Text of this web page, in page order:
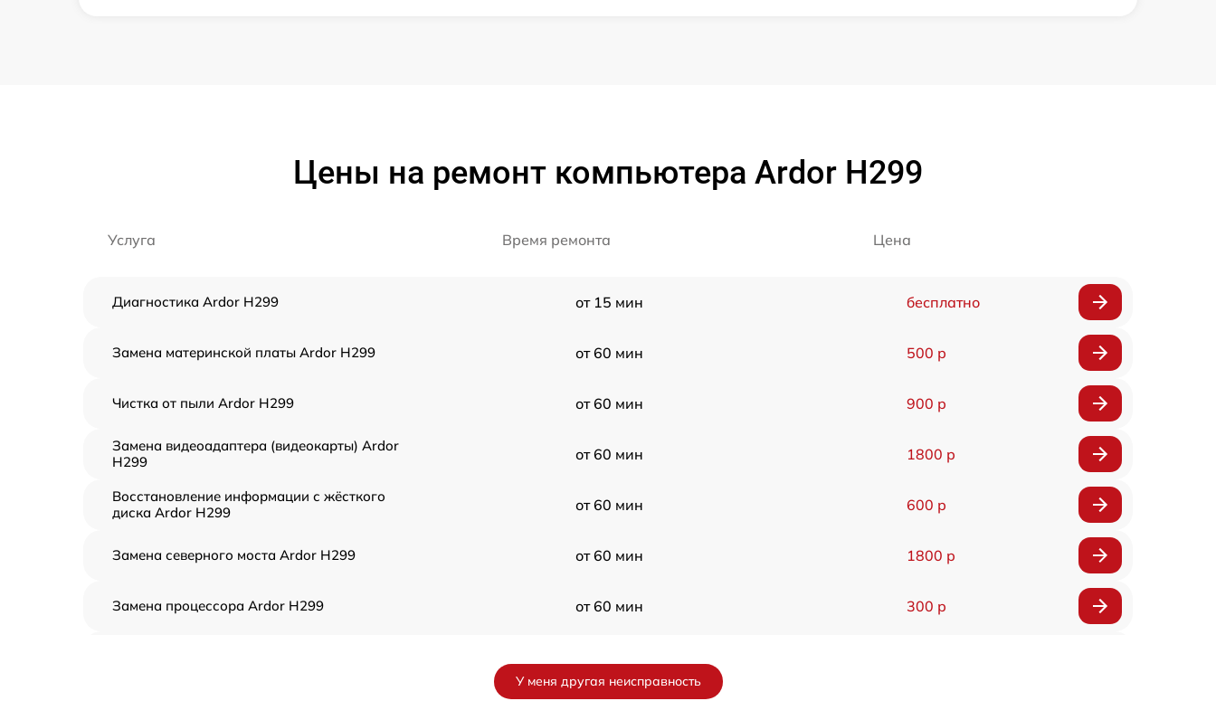
Цены на ремонт компьютера Ardor H299
Услуга Время ремонта Цена
Диагностика Ardor H299 от 15 мин бесплатно
Замена материнской платы Ardor H299 от 60 мин 500 р
Чистка от пыли Ardor H299 от 60 мин 900 р
Замена видеоадаптера (видеокарты) Ardor
H299
от 60 мин 1800 р
Восстановление информации с жёсткого
диска Ardor H299
от 60 мин 600 р
Замена северного моста Ardor H299 от 60 мин 1800 р
Замена процессора Ardor H299 от 60 мин 300 р
У меня другая неисправность